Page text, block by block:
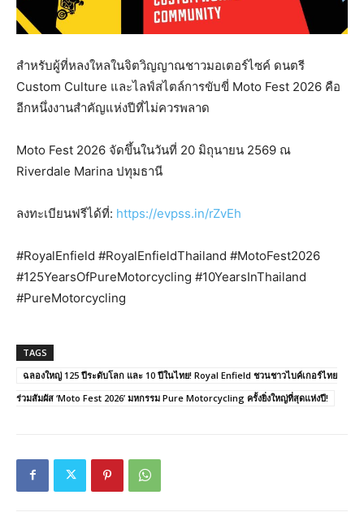
สำหรับผู้ที่หลงใหลในจิตวิญญาณชาวมอเตอร์ไซค์ ดนตรี
Custom Culture และไลฟ์สไตล์การขับขี่ Moto Fest 2026 คือ
อีกหนึ่งงานสำคัญแห่งปีที่ไม่ควรพลาด
Moto Fest 2026 จัดขึ้นในวันที่ 20 มิถุนายน 2569 ณ
Riverdale Marina ปทุมธานี
ลงทะเบียนฟรีได้ที่: https://evpss.in/rZvEh
#RoyalEnfield #RoyalEnfieldThailand #MotoFest2026
#125YearsOfPureMotorcycling #10YearsInThailand
#PureMotorcycling
TAGS
ฉลองใหญ่ 125 ปีระดับโลก และ 10 ปีในไทย! Royal Enfield ชวนชาวไบค์เกอร์ไทย
ร่วมสัมผัส ‘Moto Fest 2026’ มหกรรม Pure Motorcycling ครั้งยิ่งใหญ่ที่สุดแห่งปี!